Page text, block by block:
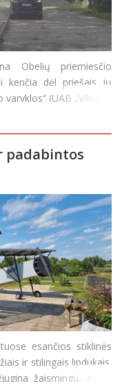
Obelių priemiesčio
kenčia dėl priešais jų
(UAB „Vilniaus
transporto sukeliamų
padabintos
esančios stiklinės
ir stilingais lipdukais.
žaismingu, ežerą